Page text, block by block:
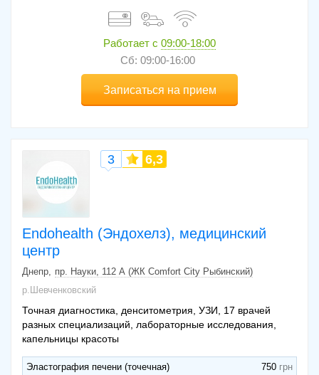
Работает с 09:00-18:00
Сб: 09:00-16:00
Записаться на прием
Endohealth (Эндохелз), медицинский
центр
3 6,3
Днепр
пр. Науки, 112 А (ЖК Comfort City Рыбинский)
р.Шевченковский
Точная диагностика, денситометрия, УЗИ, 17 врачей
разных специализаций, лабораторные исследования,
капельницы красоты
Эластография печени (точечная) 750